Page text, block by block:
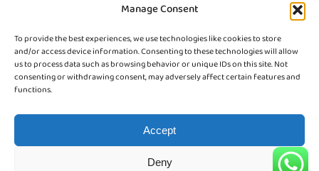
Manage Consent
To provide the best experiences, we use technologies like cookies to store
and/or access device information. Consenting to these technologies will allow
us to process data such as browsing behavior or unique IDs on this site. Not
consenting or withdrawing consent, may adversely affect certain features and
functions.
Accept
Deny
Philippstraße 27, 52349 Düren,
Germany